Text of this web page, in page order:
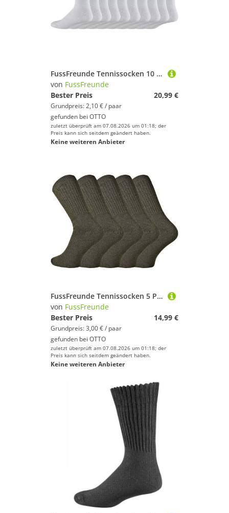
FussFreunde Tennissocken 10 Paar RETRO Sport Socken VINTAGE Stil Herren Gesundheits-Sportsocken (10 Paar) Vollfrotteefuß
von FussFreunde
Bester Preis
20,99 €
Grundpreis: 2,10 € / paar
gefunden bei OTTO
zuletzt überprüft am 07.08.2026 um 01:18; der
Preis kann sich seitdem geändert haben.
Keine weiteren Anbieter
FussFreunde Tennissocken 5 Paar Sportsocken Bundeswehrsocken Herren Tennissocken khaki olivgrün (5 Paar) Vollfrotteefuß, umgenähter Rand, schwere Qualität
von FussFreunde
Bester Preis
14,99 €
Grundpreis: 3,00 € / paar
gefunden bei OTTO
zuletzt überprüft am 07.08.2026 um 01:18; der
Preis kann sich seitdem geändert haben.
Keine weiteren Anbieter